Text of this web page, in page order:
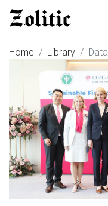
Home Library Data